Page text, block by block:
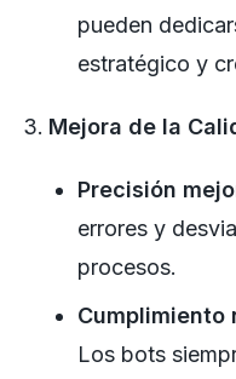
pueden
estratégico y
Mejora de la
Precisión
errores y
procesos.
Cumplimiento
Los bots